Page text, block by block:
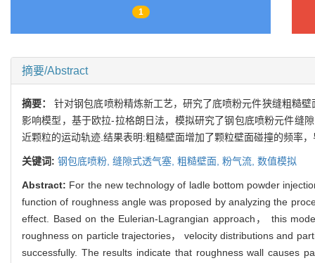
1
摘要/Abstract
摘要：针对钢包底喷粉精炼新工艺，研究了底喷粉元件狭缝粗糙
影响模型，基于欧拉-拉格朗日法，模拟研究了钢包底喷粉元件缝
近颗粒的运动轨迹.结果表明:粗糙壁面增加了颗粒壁面碰撞的频率
关键词: 钢包底喷粉, 缝隙式透气塞, 粗糙壁面, 粉气流, 数值模拟
Abstract: For the new technology of ladle bottom powder
function of roughness angle was proposed by analyzing the
effect. Based on the Eulerian-Lagrangian approach， this
roughness on particle trajectories， velocity distributions and
successfully. The results indicate that roughness wall causes